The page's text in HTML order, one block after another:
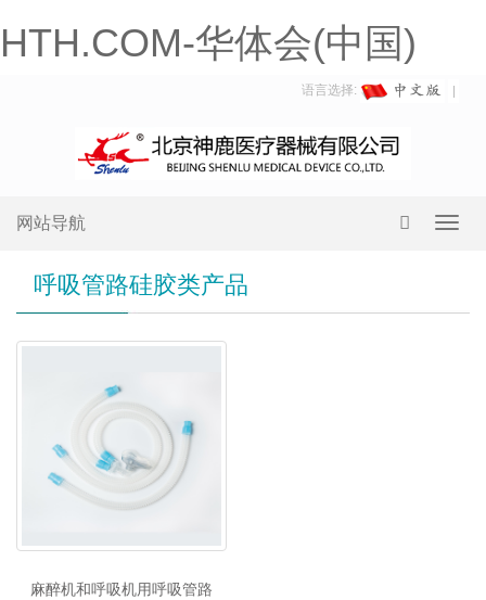
HTH.COM-华体会(中国)
语言选择:
网站导航
呼吸管路硅胶类产品
麻醉机和呼吸机用呼吸管路